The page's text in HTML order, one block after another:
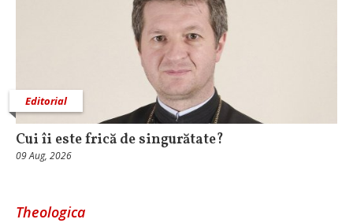
Editorial
Cui îi este frică de singurătate?
09 Aug, 2026
Theologica